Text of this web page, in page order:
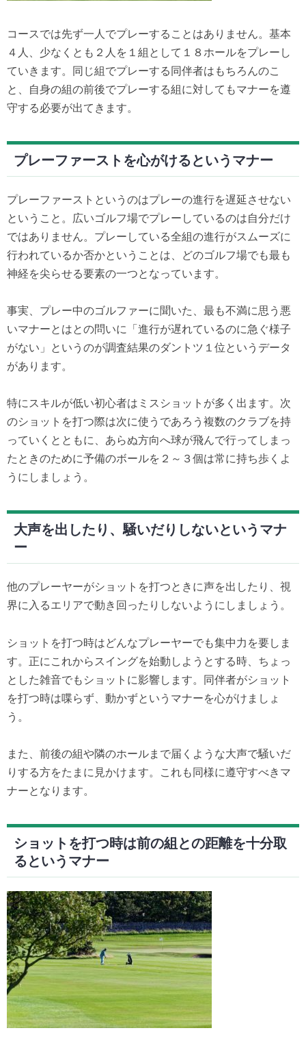
コースでは先ず一人でプレーすることはありません。基本
４人、少なくとも２人を１組として１８ホールをプレーし
ていきます。同じ組でプレーする同伴者はもちろんのこ
と、自身の組の前後でプレーする組に対してもマナーを遵
守する必要が出てきます。
プレーファーストを心がけるというマナー
プレーファーストというのはプレーの進行を遅延させない
ということ。広いゴルフ場でプレーしているのは自分だけ
ではありません。プレーしている全組の進行がスムーズに
行われているか否かということは、どのゴルフ場でも最も
神経を尖らせる要素の一つとなっています。
事実、プレー中のゴルファーに聞いた、最も不満に思う悪
いマナーとはとの問いに「進行が遅れているのに急ぐ様子
がない」というのが調査結果のダントツ１位というデータ
があります。
特にスキルが低い初心者はミスショットが多く出ます。次
のショットを打つ際は次に使うであろう複数のクラブを持
っていくとともに、あらぬ方向へ球が飛んで行ってしまっ
たときのために予備のボールを２～３個は常に持ち歩くよ
うにしましょう。
大声を出したり、騒いだりしないというマナ
ー
他のプレーヤーがショットを打つときに声を出したり、視
界に入るエリアで動き回ったりしないようにしましょう。
ショットを打つ時はどんなプレーヤーでも集中力を要しま
す。正にこれからスイングを始動しようとする時、ちょっ
とした雑音でもショットに影響します。同伴者がショット
を打つ時は喋らず、動かずというマナーを心がけましょ
う。
また、前後の組や隣のホールまで届くような大声で騒いだ
りする方をたまに見かけます。これも同様に遵守すべきマ
ナーとなります。
ショットを打つ時は前の組との距離を十分取
るというマナー